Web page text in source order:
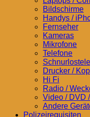
Bildschirme
Handys /
Fernseher
Kameras
Mikrofone
Telefone
Drucker /
Hi Fi
Radio /
Video / DVD
Andere
Polizeirequisiten